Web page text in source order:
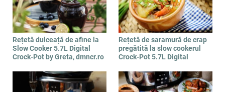
Rețetă dulceață de afine la
Slow Cooker 5.7L Digital
Crock-Pot by Greta, dmncr.ro
Rețetă de saramură de crap
pregătită la slow cookerul
Crock-Pot 5.7L Digital